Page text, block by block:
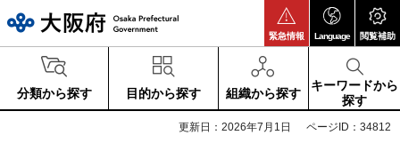
緊急情報 Language 閲覧補助
分類から探す 目的から探す 組織から探す
キーワードから
探す
更新日：2026年7月1日 ページID：34812